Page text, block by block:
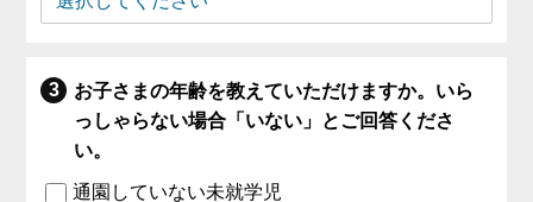
お子さまの年齢を教えていただけますか。いら
っしゃらない場合「いない」とご回答くださ
い。
通園していない未就学児